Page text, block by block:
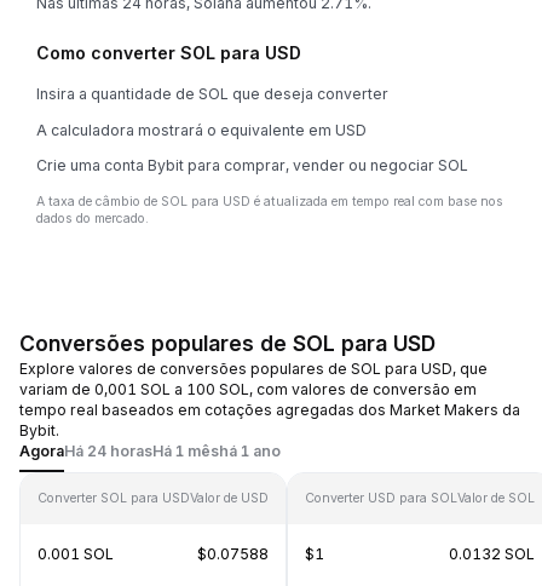
Como converter SOL para USD
Insira a quantidade de SOL que deseja converter
A calculadora mostrará o equivalente em USD
Crie uma conta Bybit para comprar, vender ou negociar SOL
A taxa de câmbio de SOL para USD é atualizada em tempo real com base nos
dados do mercado.
Conversões populares de SOL para USD
Explore valores de conversões populares de SOL para USD, que
variam de 0,001 SOL a 100 SOL, com valores de conversão em
tempo real baseados em cotações agregadas dos Market Makers da
Bybit.
AgoraHá 24 horasHá 1 mêshá 1 ano
Converter SOL para USDValor de USD
0.001 SOL $0.07588
Converter USD para SOLValor de SOL
$1 0.0132 SOL